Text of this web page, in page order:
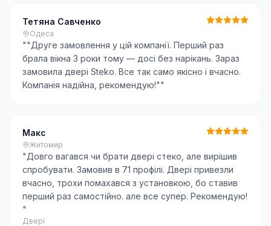
Тетяна Савченко
Одеса
""Друге замовлення у цій компанії. Перший раз
брала вікна 3 роки тому — досі без нарікань. Зараз
замовила двері Steko. Все так само якісно і вчасно.
Компанія надійна, рекомендую!""
Макс
Житомир
"Довго вагався чи брати двері стеко, але вирішив
спробувати. Замовив в 71 профілі. Двері привезли
вчасно, трохи помахався з установкою, бо ставив
перший раз самостійно. але все супер. Рекомендую!
"
Двері